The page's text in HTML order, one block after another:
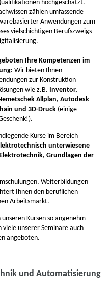
hochgeschätzt.
zählen umfassende
Anwendungen zum
vielschichtigen Berufszweigs
Ihre Kompetenzen im
Wir bieten Ihnen
zur Konstruktion
wie z.B. Inventor,
Allplan, Autodesk
und 3D-Druck (einige
.
Kurse im Bereich
unterwiesene
Grundlagen der
Weiterbildungen
Ihnen den beruflichen
Arbeitsmarkt.
Kursen so angenehm
unserer Seminare auch
angeboten.
und Automatisierung